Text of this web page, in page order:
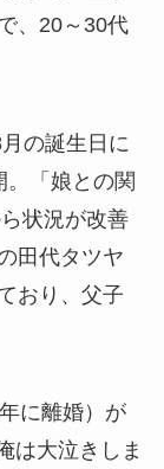
、20～30代
の誕生日に
。「娘との関
状況が改善
田代タツヤ
おり、父子
に離婚）が
は大泣きしま